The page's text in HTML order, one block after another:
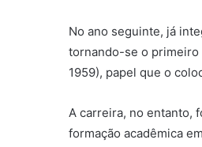
No ano seguinte, já
tornando-se o primeiro
1959), papel que o
A carreira, no entanto,
formação acadêmica